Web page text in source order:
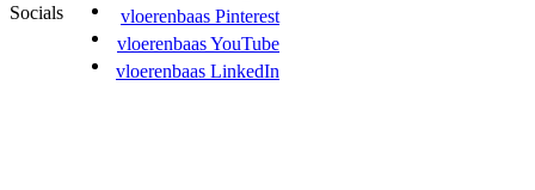
Socials
vloerenbaas Pinterest
vloerenbaas YouTube
vloerenbaas LinkedIn